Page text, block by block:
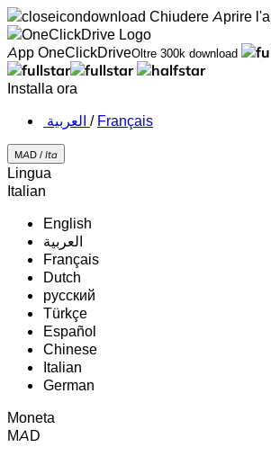
Chiudere Aprire
App OneClickDriveOltre 300k download
Installa ora
‏العربية ‏ / Français
MAD / Ita
Lingua
Italian
English
‏العربية‏
Français
Dutch
русский
Türkçe
Español
Chinese
Italian
German
Moneta
MAD